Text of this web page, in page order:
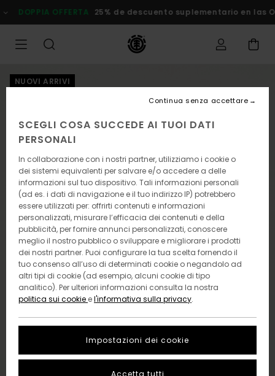
alle
informazioni
prodotto
DOPPIA OFFERTA 25% de descuento suplementario en las
NUOVI ARRIVI
SCEGLI COSA SUCCEDE AI TUOI DATI
PERSONALI
In collaborazione con i nostri partner, utilizziamo i cookie o
dei sistemi equivalenti per salvare e/o accedere a delle
informazioni sul tuo dispositivo. Tali informazioni personali
(ad es. i dati di navigazione e il tuo indirizzo IP) potrebbero
essere utilizzati per: offrirti contenuti e informazioni
personalizzati, misurare l’efficacia dei contenuti e della
pubblicità, per fornire annunci personalizzati, conoscere
meglio il nostro pubblico o sviluppare e migliorare i prodotti
dei nostri partner. Puoi configurare la tua scelta fornendo il
tuo consenso all’uso di determinati cookie o negandolo ad
altri tipi di cookie (ad esempio, alcuni cookie di tipo
analitico). Per ulteriori informazioni consulta la nostra
politica sui cookie el'informativa sulla privacy.
Impostazioni dei cookie
Continua senza accettare
Accetta tutti